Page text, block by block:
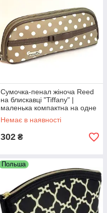
Сумочка-пенал жіноча Reed
на блискавці "Tiffany" |
маленька компактна на одне
відділення | 18,5х4х 7,5 см
Немає в наявності
302 ₴
Польша